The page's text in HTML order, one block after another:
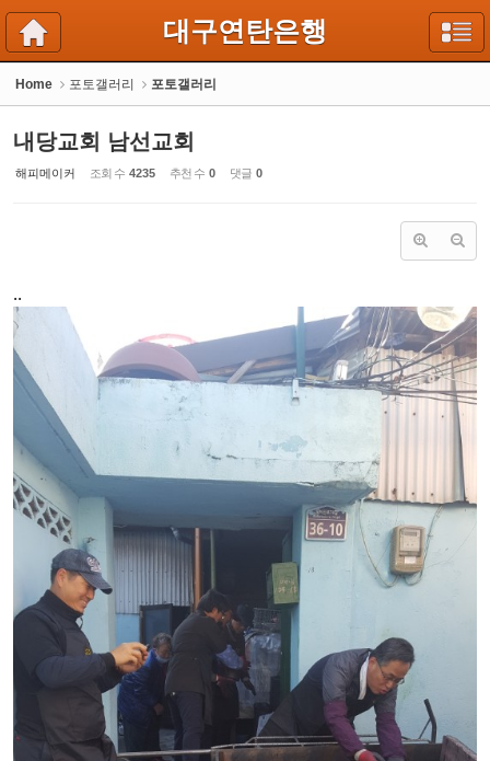
대구연탄은행
Home 포토갤러리 포토갤러리
내당교회 남선교회
해피메이커 조회 수 4235 추천 수 0 댓글 0
..